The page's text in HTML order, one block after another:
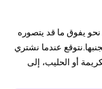
يفوق ما قد يتصوره
عندما نشتري
أو الحليب، إلى